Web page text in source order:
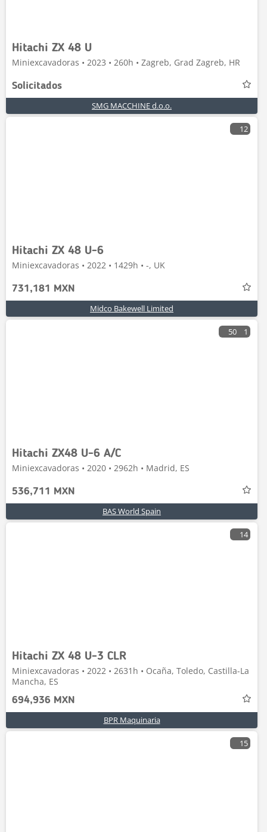
Hitachi ZX 48 U
Miniexcavadoras • 2023 • 260h • Zagreb, Grad Zagreb, HR
Solicitados
SMG MACCHINE d.o.o.
12
Hitachi ZX 48 U-6
Miniexcavadoras • 2022 • 1429h • -, UK
731,181 MXN
Midco Bakewell Limited
50 1
Hitachi ZX48 U-6 A/C
Miniexcavadoras • 2020 • 2962h • Madrid, ES
536,711 MXN
BAS World Spain
14
Hitachi ZX 48 U-3 CLR
Miniexcavadoras • 2022 • 2631h • Ocaña, Toledo, Castilla-La
Mancha, ES
694,936 MXN
BPR Maquinaria
15